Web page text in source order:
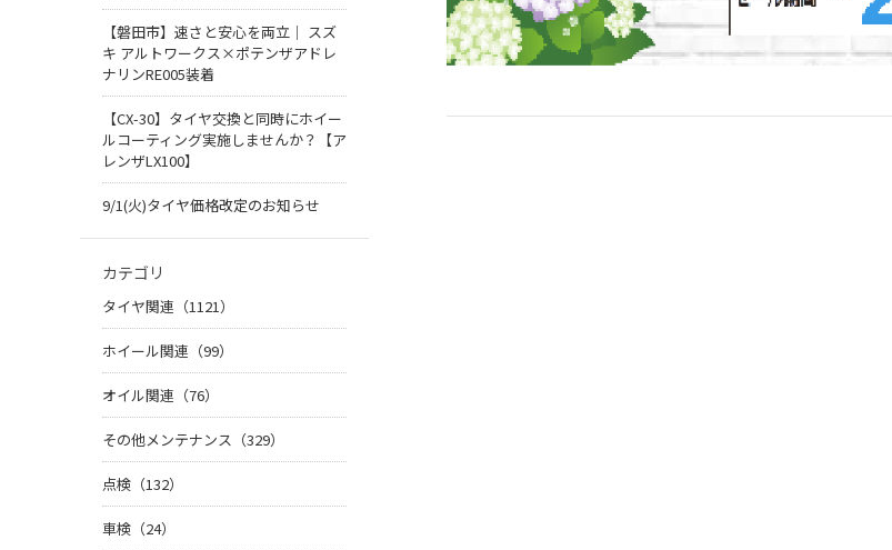
【磐田市】速さと安心を両立｜ スズ
キ アルトワークス×ポテンザアドレ
ナリンRE005装着
【CX-30】タイヤ交換と同時にホイー
ルコーティング実施しませんか？【ア
レンザLX100】
9/1(火)タイヤ価格改定のお知らせ
カテゴリ
タイヤ関連（1121）
ホイール関連（99）
オイル関連（76）
その他メンテナンス（329）
点検（132）
車検（24）